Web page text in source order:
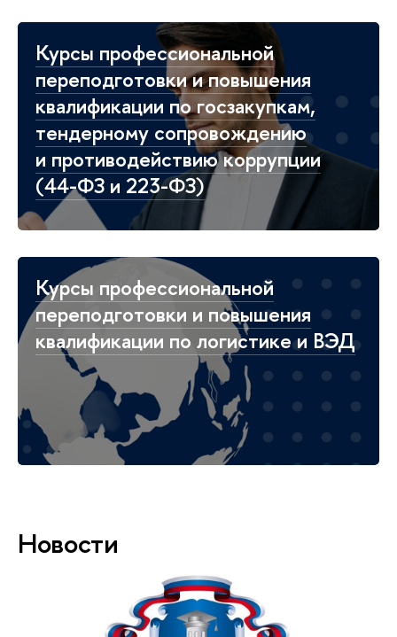
Курсы профессиональной
переподготовки и повышения
квалификации по госзакупкам,
тендерному сопровождению
и противодействию коррупции
(44-ФЗ и 223-ФЗ)
Курсы профессиональной
переподготовки и повышения
квалификации по логистике и ВЭД
Новости